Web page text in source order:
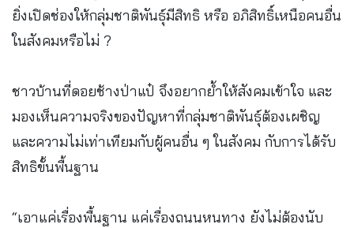
ยิ่งเปิดช่องให้กลุ่มชาติพันธุ์มีสิทธิ หรือ อภิสิทธิ์เหนือคนอื่น
ในสังคมหรือไม่ ?
ชาวบ้านที่ดอยช้างป่าแป๋ จึงอยากย้ำให้สังคมเข้าใจ และ
มองเห็นความจริงของปัญหาที่กลุ่มชาติพันธุ์ต้องเผชิญ
และความไม่เท่าเทียมกับผู้คนอื่น ๆ ในสังคม กับการได้รับ
สิทธิขั้นพื้นฐาน
“เอาแค่เรื่องพื้นฐาน แค่เรื่องถนนหนทาง ยังไม่ต้องนับ